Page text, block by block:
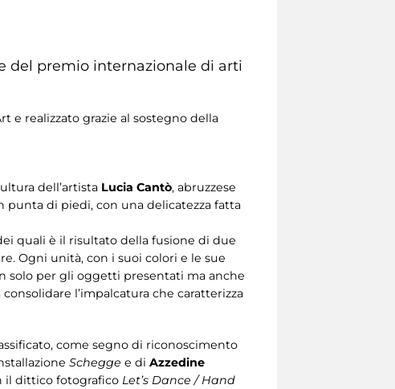
del premio internazionale di arti
e realizzato grazie al sostegno della
dell’artista Lucia Cantò, abruzzese
punta di piedi, con una delicatezza fatta
quali è il risultato della fusione di due
Ogni unità, con i suoi colori e le sue
solo per gli oggetti presentati ma anche
l’impalcatura che caratterizza
come segno di riconoscimento
Schegge e di Azzedine
il dittico fotografico Let’s Dance / Hand